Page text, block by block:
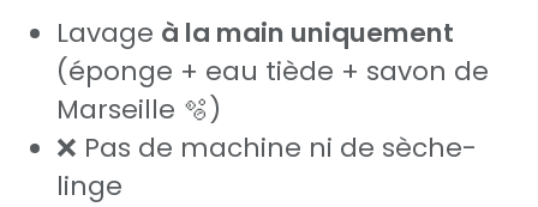
Lavage à la main uniquement
(éponge + eau tiède + savon de
Marseille 🫧)
❌ Pas de machine ni de sèche-
linge